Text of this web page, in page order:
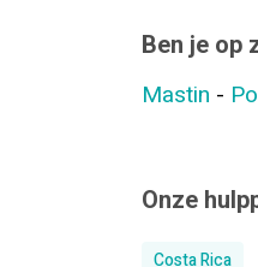
Ben je op
Mastin -
Onze
Costa Rica